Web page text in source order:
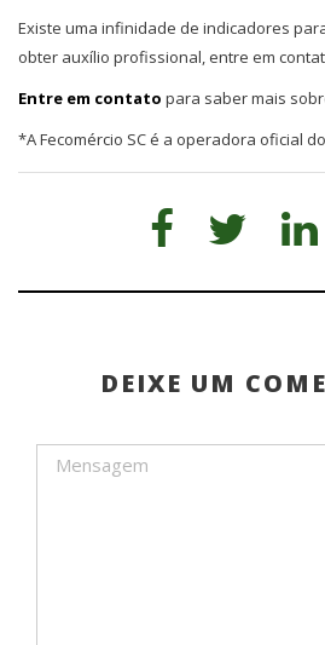
Existe uma infinidade de indicadores
obter auxílio profissional, entre em
Entre em contato para saber mais
*A Fecomércio SC é a operadora oficial
DEIXE UM